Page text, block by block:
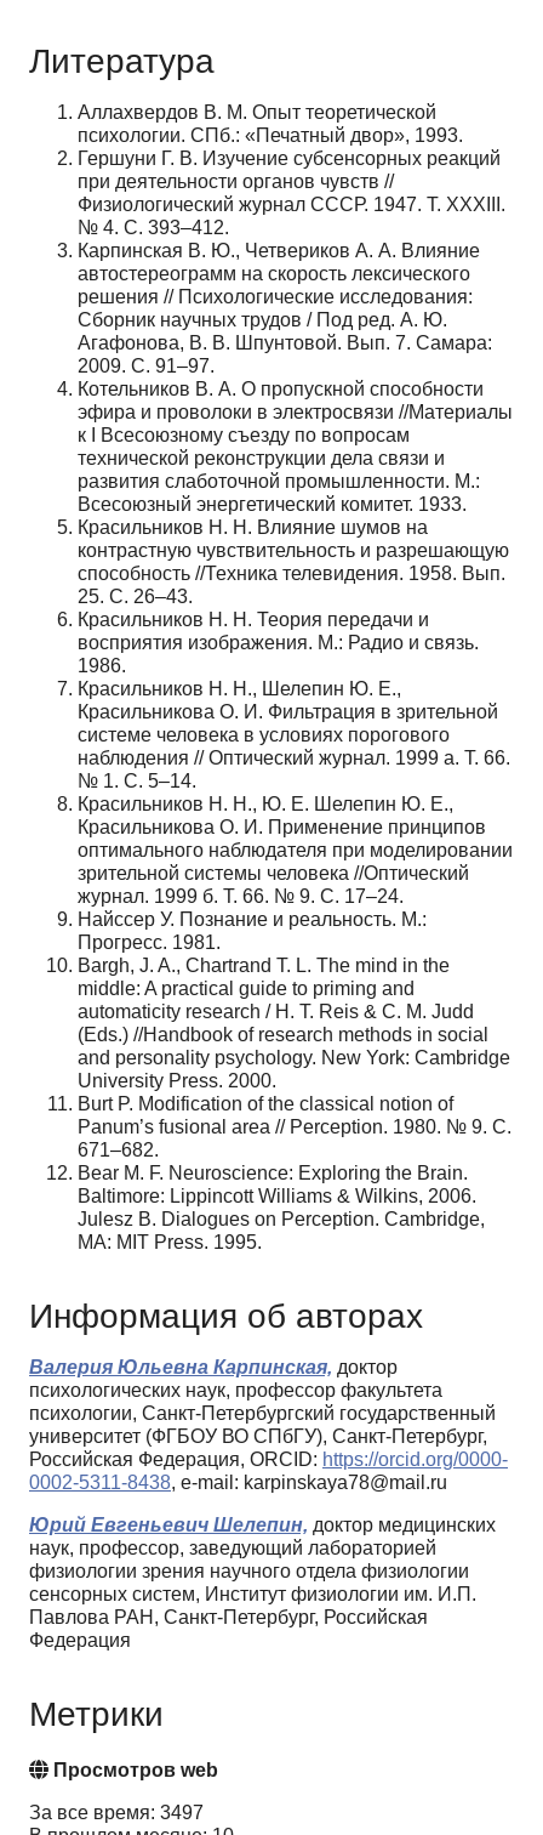
Литература
Аллахвердов В. М. Опыт теоретической
психологии. СПб.: «Печатный двор», 1993.
Гершуни Г. В. Изучение субсенсорных реакций
при деятельности органов чувств //
Физиологический журнал СССР. 1947. Т. XXXIII.
№ 4. С. 393–412.
Карпинская В. Ю., Четвериков А. А. Влияние
автостереограмм на скорость лексического
решения // Психологические исследования:
Сборник научных трудов / Под ред. А. Ю.
Агафонова, В. В. Шпунтовой. Вып. 7. Самара:
2009. С. 91–97.
Котельников В. А. О пропускной способности
эфира и проволоки в электросвязи //Материалы
к I Всесоюзному съезду по вопросам
технической реконструкции дела связи и
развития слаботочной промышленности. М.:
Всесоюзный энергетический комитет. 1933.
Красильников Н. Н. Влияние шумов на
контрастную чувствительность и разрешающую
способность //Техника телевидения. 1958. Вып.
25. С. 26–43.
Красильников Н. Н. Теория передачи и
восприятия изображения. М.: Радио и связь.
1986.
Красильников Н. Н., Шелепин Ю. Е.,
Красильникова О. И. Фильтрация в зрительной
системе человека в условиях порогового
наблюдения // Оптический журнал. 1999 а. Т. 66.
№ 1. С. 5–14.
Красильников Н. Н., Ю. Е. Шелепин Ю. Е.,
Красильникова О. И. Применение принципов
оптимального наблюдателя при моделировании
зрительной системы человека //Оптический
журнал. 1999 б. Т. 66. № 9. С. 17–24.
Найссер У. Познание и реальность. М.:
Прогресс. 1981.
Bargh, J. A., Chartrand T. L. The mind in the
middle: A practical guide to priming and
automaticity research / H. T. Reis & C. M. Judd
(Eds.) //Handbook of research methods in social
and personality psychology. New York: Cambridge
University Press. 2000.
Burt P. Modification of the classical notion of
Panum’s fusional area // Perception. 1980. № 9. С.
671–682.
Bear M. F. Neuroscience: Exploring the Brain.
Baltimore: Lippincott Williams & Wilkins, 2006.
Julesz B. Dialogues on Perception. Cambridge,
MA: MIT Press. 1995.
Информация об авторах
Валерия Юльевна Карпинская, доктор
психологических наук, профессор факультета
психологии, Санкт-Петербургский государственный
университет (ФГБОУ ВО СПбГУ), Санкт-Петербург,
Российская Федерация, ORCID: https://orcid.org/0000-
0002-5311-8438, e-mail: karpinskaya78@mail.ru
Юрий Евгеньевич Шелепин, доктор медицинских
наук, профессор, заведующий лабораторией
физиологии зрения научного отдела физиологии
сенсорных систем, Институт физиологии им. И.П.
Павлова РАН, Санкт-Петербург, Российская
Федерация
Метрики
Просмотров web
За все время: 3497